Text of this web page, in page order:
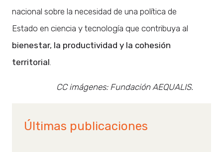
nacional sobre la necesidad de una política de
Estado en ciencia y tecnología que contribuya al
bienestar, la productividad y la cohesión
territorial
CC imágenes: Fundación AEQUALIS.
Últimas publicaciones